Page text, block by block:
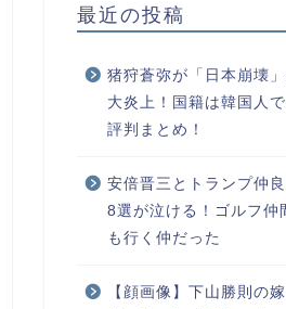
最近の投稿
猪狩蒼弥が「日本崩壊
大炎上！国籍は韓国人
評判まとめ！
安倍晋三とトランプ仲
8選が泣ける！ゴルフ仲
も行く仲だった
【顔画像】下山勝則の